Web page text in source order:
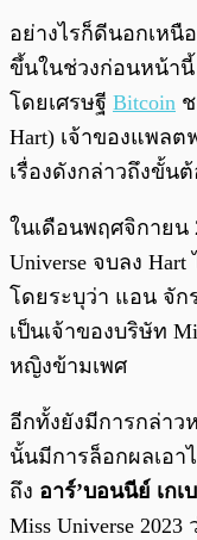
อย่างไรก็ดีนอกเหนื
ขึ้นในช่วงก่อนหน้า
โดยเศรษฐี Bitcoin
Hart) เจ้าของแพลต
เรื่องดังกล่าวถึงขั้น
ในเดือนพฤศจิกายน
Universe จบลง
โดยระบุว่า แอน จั
เป็นเจ้าของบริษัท
หญิงข้ามเพศ
อีกทั้งยังมีการกล่าว
นั้นมีการล็อกผลเอา
ถึง อาร์’บอนนีย์ เกเ
Miss Universe